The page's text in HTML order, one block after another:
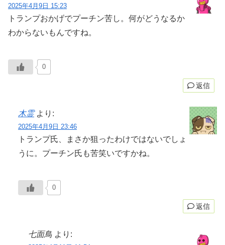
2025年4月9日 15:23
トランプおかげでプーチン苦し。何がどうなるか
わからないもんですね。
0
返信
木霊 より:
2025年4月9日 23:46
トランプ氏、まさか狙ったわけではないでしょ
うに。プーチン氏も苦笑いですかね。
0
返信
七面鳥 より: